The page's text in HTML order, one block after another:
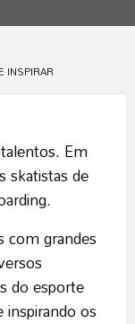
INSPIRAR
Em
skatistas de
com grandes
do esporte
os